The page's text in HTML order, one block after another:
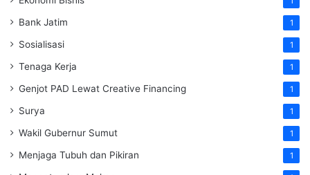
Bank Jatim 1
Sosialisasi 1
Tenaga Kerja 1
Genjot PAD Lewat Creative Financing 1
Surya 1
Wakil Gubernur Sumut 1
Menjaga Tubuh dan Pikiran 1